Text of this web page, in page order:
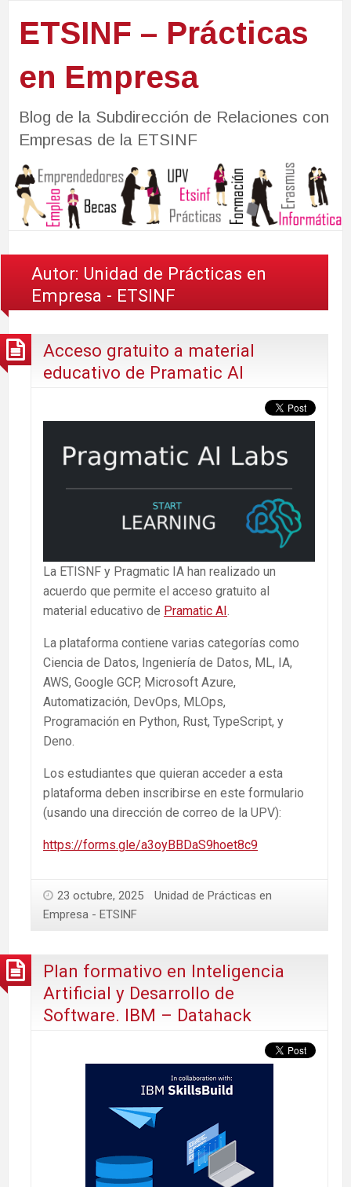
ETSINF – Prácticas
en Empresa
Blog de la Subdirección de Relaciones con
Empresas de la ETSINF
Autor: Unidad de Prácticas en
Empresa - ETSINF
Acceso gratuito a material
educativo de Pramatic AI
La ETISNF y Pragmatic IA han realizado un
acuerdo que permite el acceso gratuito al
material educativo de Pramatic AI.
La plataforma contiene varias categorías como
Ciencia de Datos, Ingeniería de Datos, ML, IA,
AWS, Google GCP, Microsoft Azure,
Automatización, DevOps, MLOps,
Programación en Python, Rust, TypeScript, y
Deno.
Los estudiantes que quieran acceder a esta
plataforma deben inscribirse en este formulario
(usando una dirección de correo de la UPV):
https://forms.gle/a3oyBBDaS9hoet8c9
23 octubre, 2025
Unidad de Prácticas en
Empresa - ETSINF
Plan formativo en Inteligencia
Artificial y Desarrollo de
Software. IBM – Datahack